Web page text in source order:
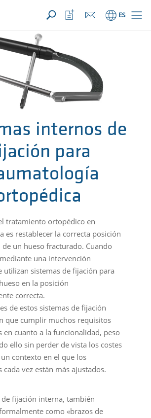
({{productCount}} Products)ABRIR
ES
Abrir
lista
de
internos de
para
tratamiento ortopédico en
es restablecer la correcta posición
un hueso fracturado. Cuando
una intervención
utilizan sistemas de fijación para
en la posición
correcta.
de estos sistemas de fijación
que cumplir muchos requisitos
en cuanto a la funcionalidad, peso
ello sin perder de vista los costes
contexto en el que los
cada vez están más ajustados.
de fijación interna, también
como «brazos de